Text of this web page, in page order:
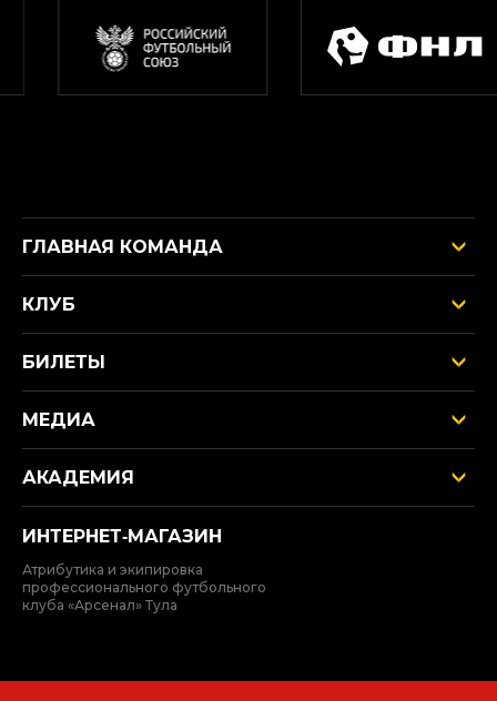
ГЛАВНАЯ КОМАНДА
КЛУБ
БИЛЕТЫ
МЕДИА
АКАДЕМИЯ
ИНТЕРНЕТ‑МАГАЗИН
Атрибутика и экипировка
профессионального футбольного
клуба «Арсенал» Тула